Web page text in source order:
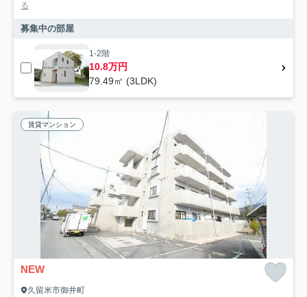
る
募集中の部屋
1-2階
10.8万円
79.49㎡ (3LDK)
賃貸マンション
NEW
久留米市御井町